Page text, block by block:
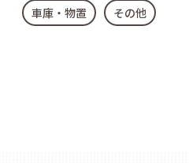
車庫・物置 その他